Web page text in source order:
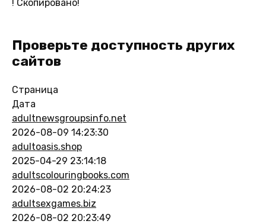
! Скопировано!
Проверьте доступность других
сайтов
Страница
Дата
adultnewsgroupsinfo.net
2026-08-09 14:23:30
adultoasis.shop
2025-04-29 23:14:18
adultscolouringbooks.com
2026-08-02 20:24:23
adultsexgames.biz
2026-08-02 20:23:49